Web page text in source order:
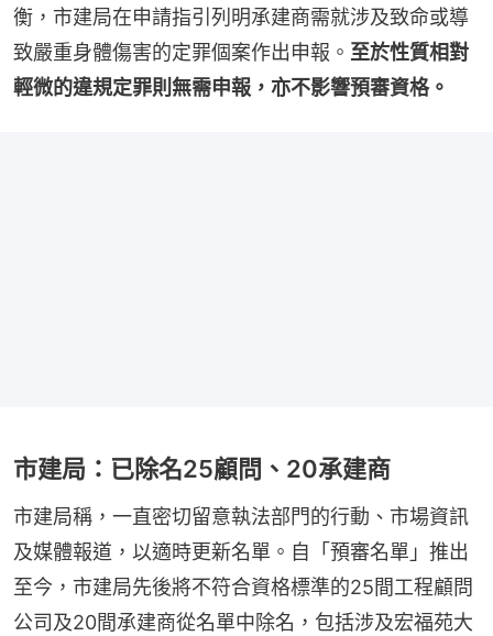
衡，市建局在申請指引列明承建商需就涉及致命或導
致嚴重身體傷害的定罪個案作出申報。 至於性質相對
輕微的違規定罪則無需申報，亦不影響預審資格。
市建局：已除名25顧問、20承建商
市建局稱，一直密切留意執法部門的行動、市場資訊
及媒體報道，以適時更新名單。自「預審名單」推出
至今，市建局先後將不符合資格標準的25間工程顧問
公司及20間承建商從名單中除名，包括涉及宏福苑大